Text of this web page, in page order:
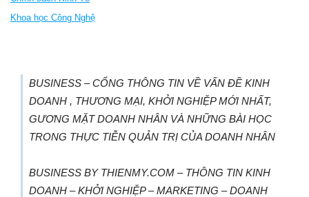
Khoa học Công Nghệ
BUSINESS – CỔNG THÔNG TIN VỀ VẤN ĐỀ KINH
DOANH , THƯƠNG MẠI, KHỞI NGHIỆP MỚI NHẤT,
GƯƠNG MẶT DOANH NHÂN VÀ NHỮNG BÀI HỌC
TRONG THỰC TIỄN QUẢN TRỊ CỦA DOANH NHÂN
BUSINESS BY THIENMY.COM – THÔNG TIN KINH
DOANH – KHỞI NGHIỆP – MARKETING – DOANH